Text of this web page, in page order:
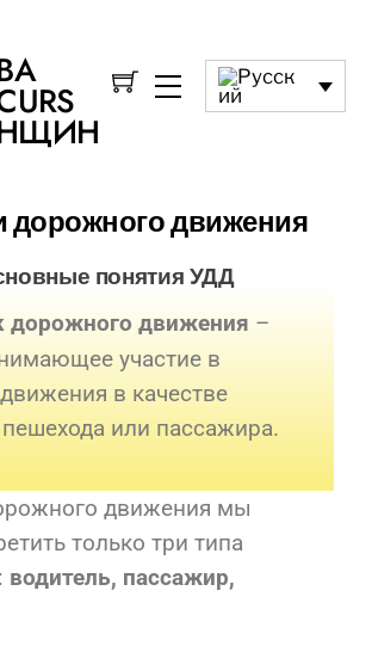
дорожного движения
понятия УДД
дорожного движения –
участие в
в качестве
пешехода или пассажира.
движения мы
только три типа
водитель, пассажир,